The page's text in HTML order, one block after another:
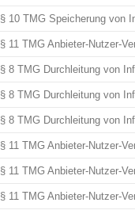
§ 10 TMG Speicherung von
§ 11 TMG Anbieter-Nutzer-
§ 8 TMG Durchleitung von
§ 8 TMG Durchleitung von
§ 8 TMG Durchleitung von
§ 11 TMG Anbieter-Nutzer-
§ 11 TMG Anbieter-Nutzer-
§ 11 TMG Anbieter-Nutzer-